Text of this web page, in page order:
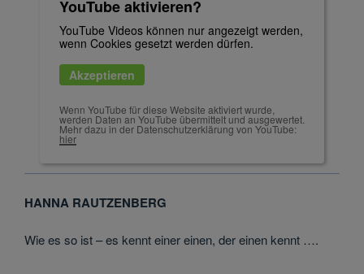
YouTube aktivieren?
YouTube Videos können nur angezeigt werden,
wenn Cookies gesetzt werden dürfen.
Akzeptieren
Wenn YouTube für diese Website aktiviert wurde,
werden Daten an YouTube übermittelt und ausgewertet.
Mehr dazu in der Datenschutzerklärung von YouTube:
hier
HANNA RAUTZENBERG
Wie es so ist – es kennt einer einen, der einen kennt ….